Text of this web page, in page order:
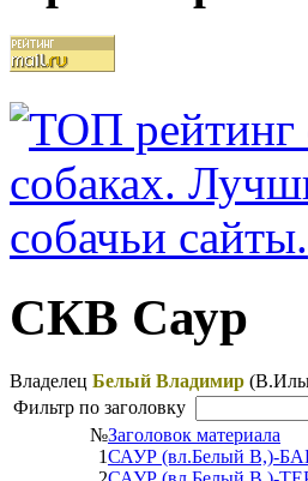
СКВ Саур
Владелец Белый Владимир
Фильтр по заголовку
№Заголовок материала
1САУР (вл.Белый В,)-